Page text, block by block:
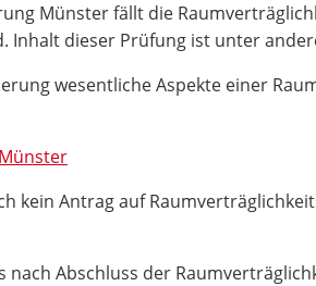
Münster fällt die
Inhalt dieser Prüfung ist unter
wesentliche Aspekte einer
kein Antrag auf
nach Abschluss der